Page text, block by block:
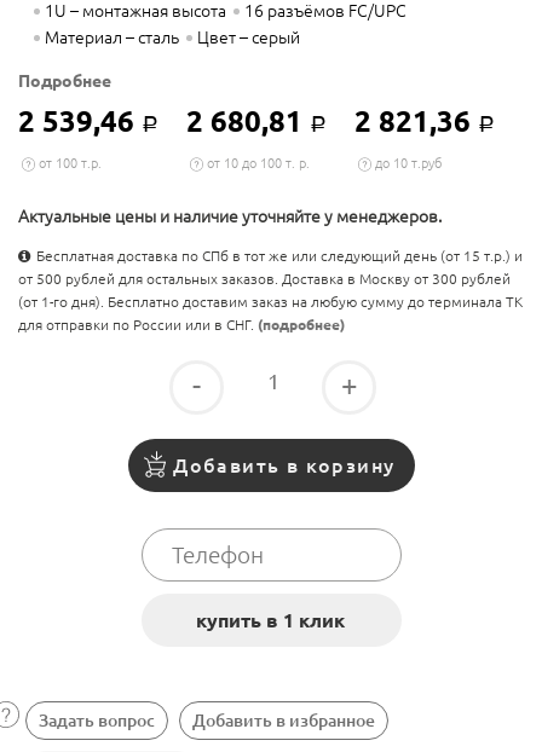
1U – монтажная высота
16 разъёмов FC/UPC
Материал – сталь
Цвет – серый
Подробнее
2 539,46 Р 2 680,81 Р 2 821,36 Р
от 100 т.р. от 10 до 100 т. р. до 10 т.руб
Актуальные цены и наличие уточняйте у менеджеров.
Бесплатная доставка по СПб в тот же или следующий день (от 15 т.р.) и
от 500 рублей для остальных заказов. Доставка в Москву от 300 рублей
(от 1-го дня). Бесплатно доставим заказ на любую сумму до терминала ТК
для отправки по России или в СНГ. (подробнее)
- +
Добавить в корзину
Задать вопрос Добавить в избранное